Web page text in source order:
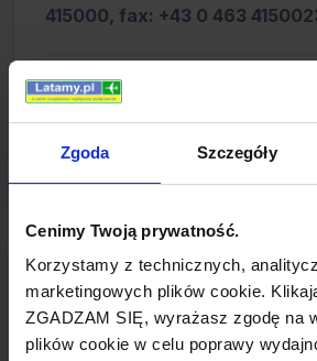
Zgoda Szczegóły
Cenimy Twoją prywatność.
Korzystamy z technicznych,
marketingowych plików cookie.
ZGADZAM SIĘ, wyrażasz zgodę na
plików cookie w celu poprawy
415000, fax: +43 0 463
Hotele
Sprawdź hotele w Booking.com
AUSTRIA - lotniska
Graz Airport